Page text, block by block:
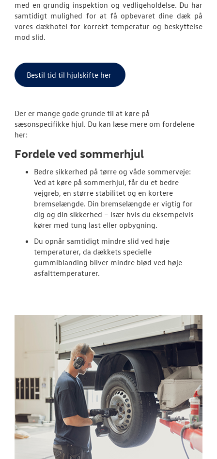
Hjulskifte
TILBEHØR
OM OS
RESERVEDELE
med en grundig inspektion og vedligeholdelse. Du har
samtidigt mulighed for at få opbevaret dine dæk på
vores dækhotel for korrekt temperatur og beskyttelse
mod slid.
Bestil tid til hjulskifte her
Der er mange gode grunde til at køre på
sæsonspecifikke hjul. Du kan læse mere om fordelene
her:
Fordele ved sommerhjul
Bedre sikkerhed på tørre og våde sommerveje:
Ved at køre på sommerhjul, får du et bedre
vejgreb, en større stabilitet og en kortere
bremselængde. Din bremselængde er vigtig for
dig og din sikkerhed – især hvis du eksempelvis
kører med tung last eller opbygning.
Du opnår samtidigt mindre slid ved høje
temperaturer, da dækkets specielle
gummiblanding bliver mindre blød ved høje
asfalttemperaturer.